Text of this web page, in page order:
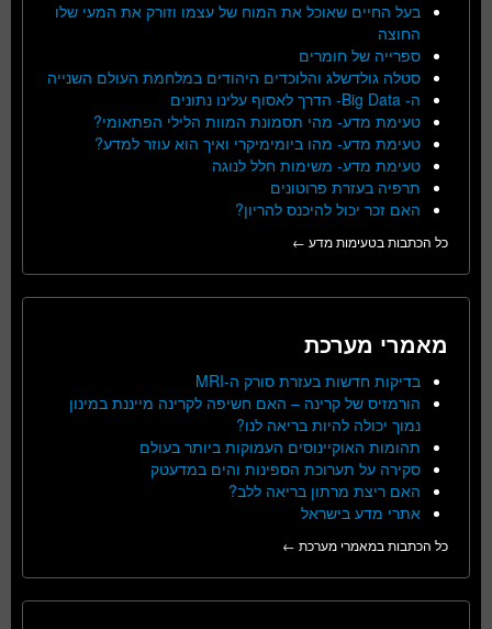
בעל החיים שאוכל את המוח של עצמו וזורק את המעי שלו
החוצה
ספרייה של חומרים
סטלה גולדשלג והלוכדים היהודים במלחמת העולם השנייה
ה- Big Data- הדרך לאסוף עלינו נתונים
טעימת מדע- מהי תסמונת המוות הלילי הפתאומי?
טעימת מדע- מהו ביומימיקרי ואיך הוא עוזר למדע?
טעימת מדע- משימות חלל לנוגה
תרפיה בעזרת פרוטונים
האם זכר יכול להיכנס להריון?
כל הכתבות בטעימות מדע ←
מאמרי מערכת
בדיקות חדשות בעזרת סורק ה-MRI
הורמזיס של קרינה – האם חשיפה לקרינה מייננת במינון
נמוך יכולה להיות בריאה לנו?
תהומות האוקיינוסים העמוקות ביותר בעולם
סקירה על תערוכת הספינות והים במדעטק
האם ריצת מרתון בריאה ללב?
אתרי מדע בישראל
כל הכתבות במאמרי מערכת ←